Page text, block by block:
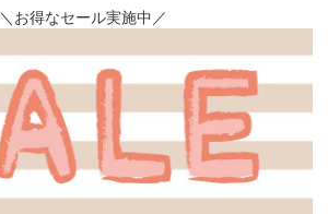
＼お得なセール実施中／